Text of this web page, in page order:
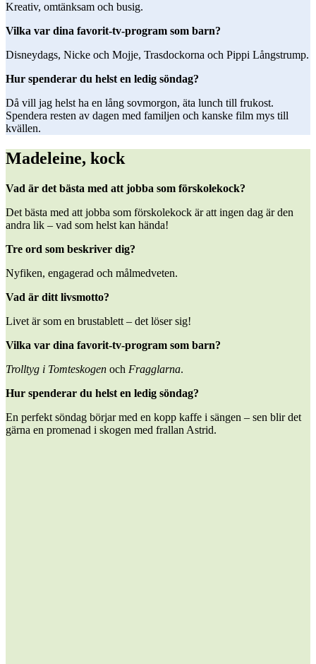
Kreativ, omtänksam och busig.
Vilka var dina favorit-tv-program som barn?
Disneydags, Nicke och Mojje, Trasdockorna och Pippi Långstrump.
Hur spenderar du helst en ledig söndag?
Då vill jag helst ha en lång sovmorgon, äta lunch till frukost.
Spendera resten av dagen med familjen och kanske film mys till
kvällen.
Madeleine, kock
Vad är det bästa med att jobba som förskolekock?
Det bästa med att jobba som förskolekock är att ingen dag är den
andra lik – vad som helst kan hända!
Tre ord som beskriver dig?
Nyfiken, engagerad och målmedveten.
Vad är ditt livsmotto?
Livet är som en brustablett – det löser sig!
Vilka var dina favorit-tv-program som barn?
Trolltyg i Tomteskogen och Fragglarna.
Hur spenderar du helst en ledig söndag?
En perfekt söndag börjar med en kopp kaffe i sängen – sen blir det
gärna en promenad i skogen med frallan Astrid.